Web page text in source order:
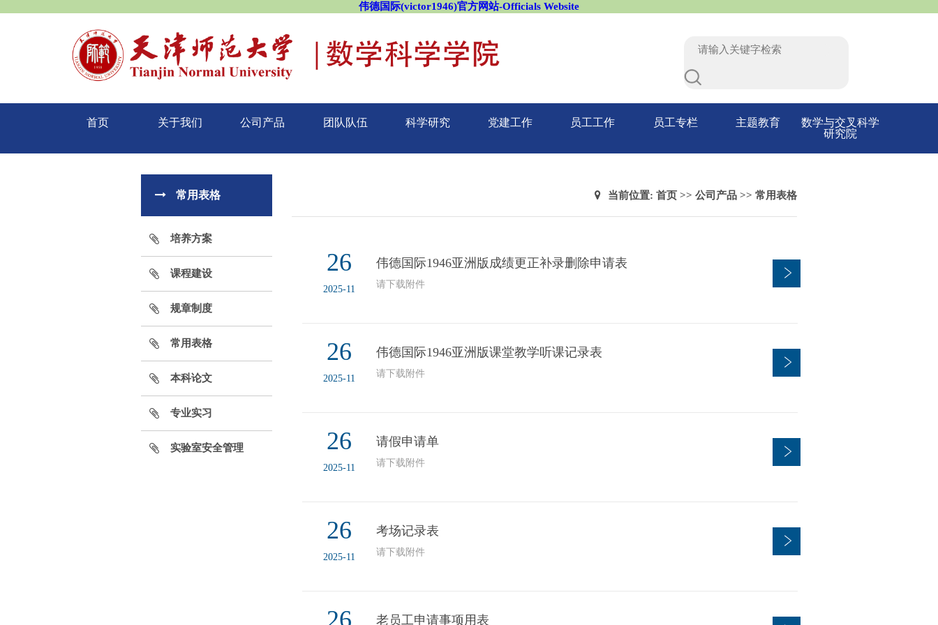
伟德国际(victor1946)官方网站-Officials Website
首页 关于我们 公司产品 团队队伍 科学研究 党建工作 员工工作 员工专栏 主题教育
数学与交叉科学
研究院
常用表格
培养方案
课程建设
规章制度
常用表格
本科论文
专业实习
实验室安全管理
当前位置:首页 >>公司产品 >>常用表格
26
2025-11
伟德国际1946亚洲版成绩更正补录删除申请表
请下载附件
26
2025-11
伟德国际1946亚洲版课堂教学听课记录表
请下载附件
26
2025-11
请假申请单
请下载附件
26
2025-11
考场记录表
请下载附件
26 老员工申请事项用表